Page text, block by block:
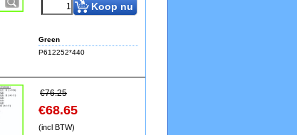
Koop nu
Green
P612252*440
€76.25
€68.65
(incl BTW)